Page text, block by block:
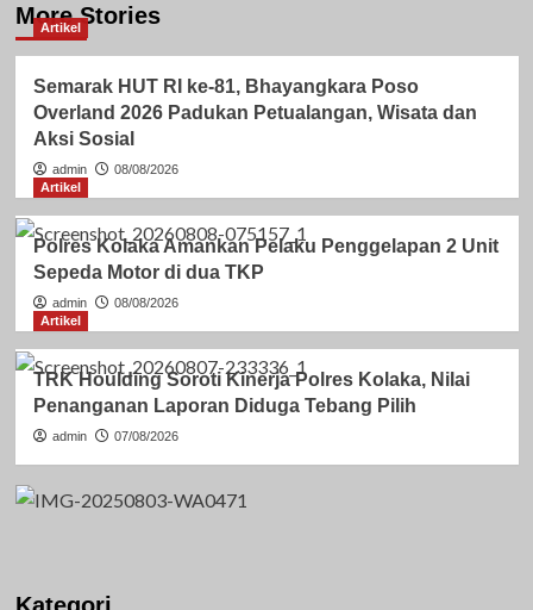
More Stories
Artikel
Semarak HUT RI ke-81, Bhayangkara Poso
Overland 2026 Padukan Petualangan, Wisata dan
Aksi Sosial
admin
08/08/2026
Artikel
Polres Kolaka Amankan Pelaku Penggelapan 2 Unit
Sepeda Motor di dua TKP
admin
08/08/2026
Artikel
TRK Houlding Soroti Kinerja Polres Kolaka, Nilai
Penanganan Laporan Diduga Tebang Pilih
admin 07/08/2026